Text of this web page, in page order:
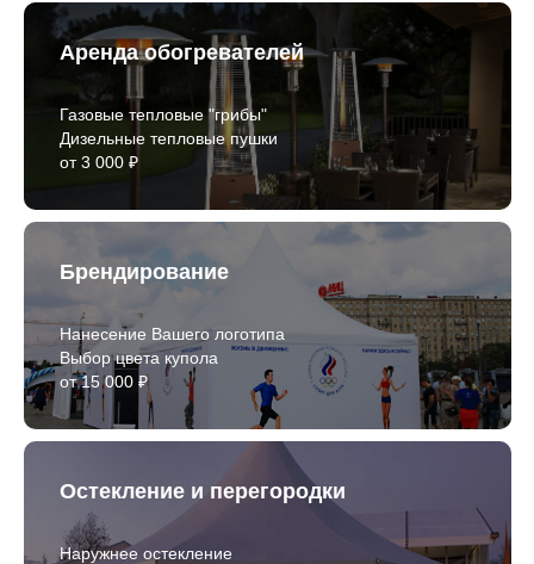
Аренда обогревателей
Газовые тепловые "грибы"
Дизельные тепловые пушки
от 3 000 ₽
Брендирование
Нанесение Вашего логотипа
Выбор цвета купола
от 15 000 ₽
Остекление и перегородки
Наружнее остекление